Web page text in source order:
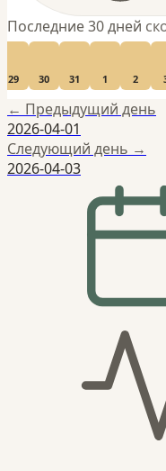
Последние 30 дней
29 30 31 1 2
← Предыдущий день
2026-04-01
Следующий день →
2026-04-03